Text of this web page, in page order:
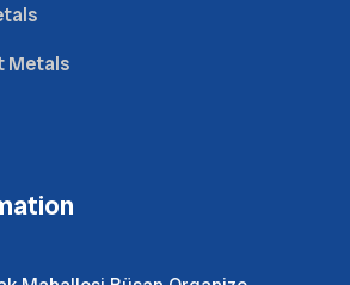
Metals